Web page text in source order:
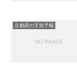
京都府の天気予報